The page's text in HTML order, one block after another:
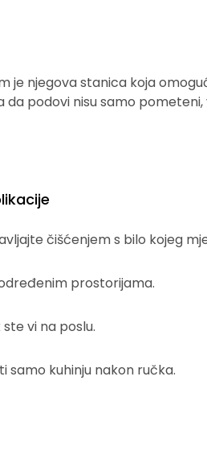
je njegova stanica koja
podovi nisu samo
čišćenjem s bilo kojeg
prostorijama.
vi na poslu.
samo kuhinju nakon ručka.